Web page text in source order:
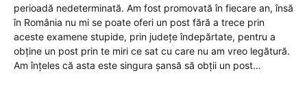
perioadă nedeterminată. Am fost promovată în fiecare an, însă
în România nu mi se poate oferi un post fără a trece prin
aceste examene stupide, prin județe îndepărtate, pentru a
obține un post prin te miri ce sat cu care nu am vreo legătură.
Am înțeles că asta este singura șansă să obții un post…